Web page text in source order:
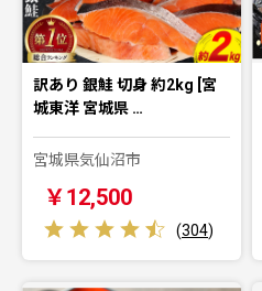
訳あり 銀鮭 切身 約2kg [宮
城東洋 宮城県 …
宮城県気仙沼市
￥12,500
(304)